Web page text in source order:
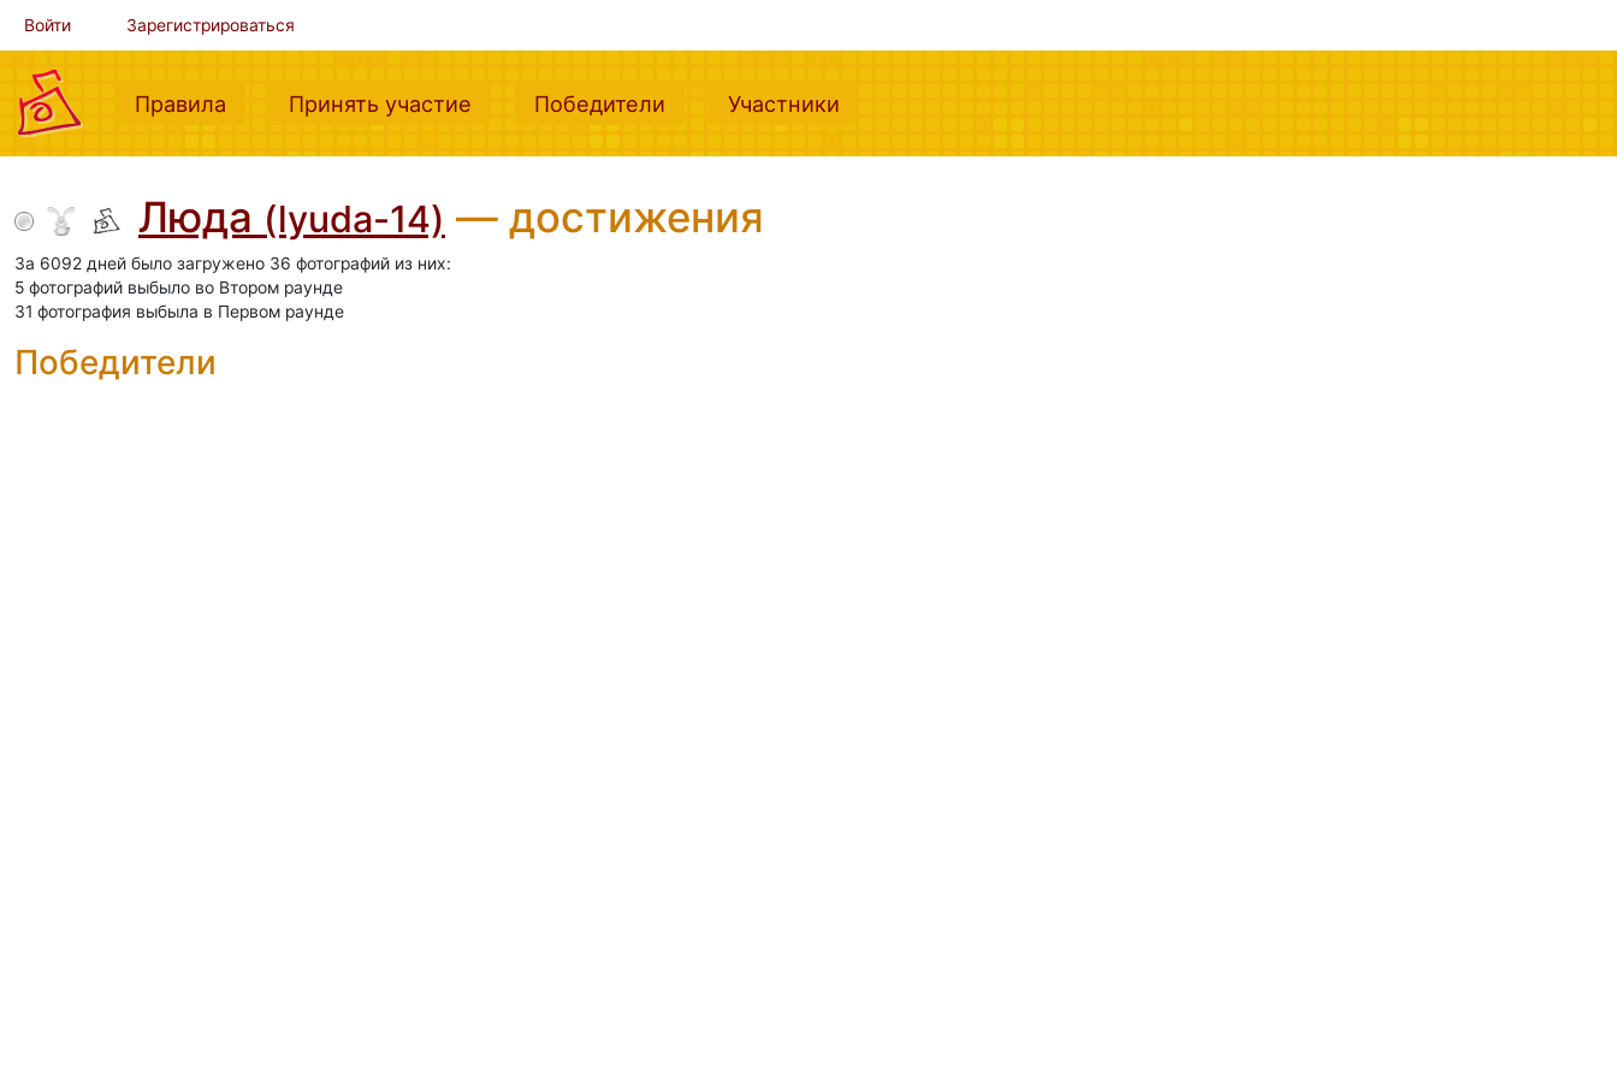
Войти Зарегистрироваться
Правила (current)Принять участие (current)Победители (current)Участники
Люда (lyuda-14) — достижения
За 6092 дней было загружено 36 фотографий из них:
5 фотографий выбыло во Втором раунде
31 фотография выбыла в Первом раунде
Победители